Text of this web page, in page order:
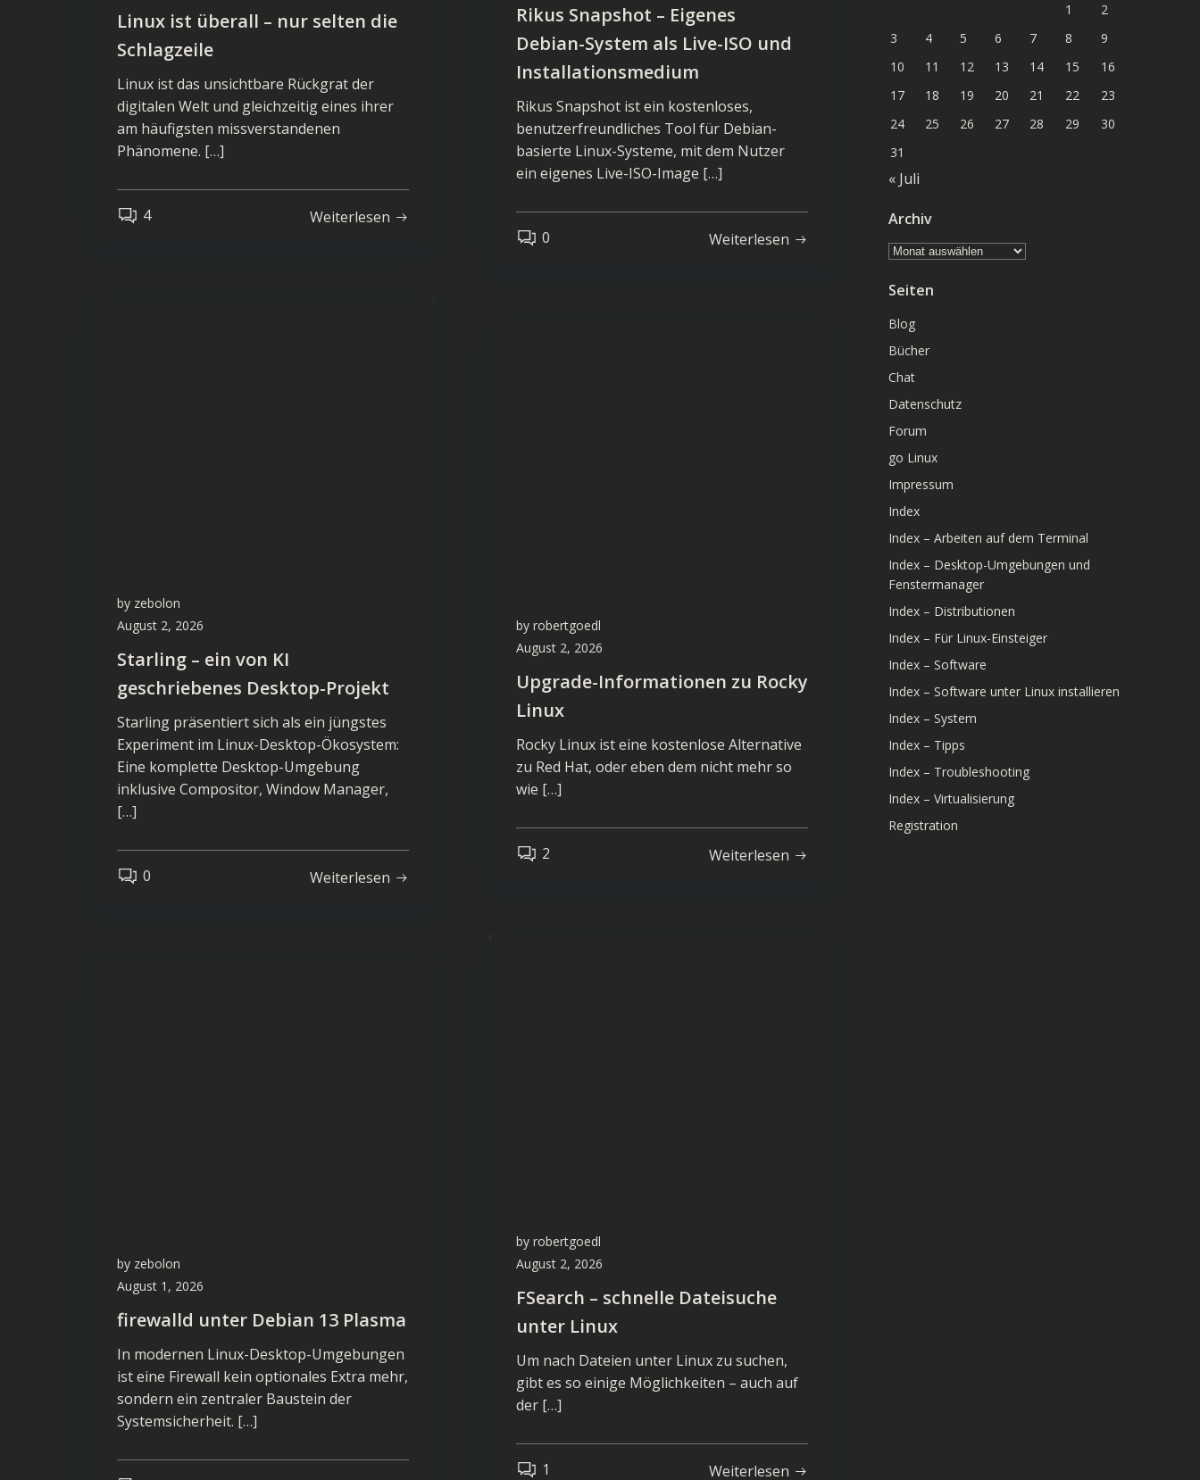
Rikus Snapshot – Eigenes
Debian-System als Live-ISO und
Installationsmedium
Rikus Snapshot ist ein kostenloses,
benutzerfreundliches Tool für Debian-
basierte Linux-Systeme, mit dem Nutzer
ein eigenes Live-ISO-Image […]
0 Weiterlesen
Linux ist überall – nur selten die
Schlagzeile
Linux ist das unsichtbare Rückgrat der
digitalen Welt und gleichzeitig eines ihrer
am häufigsten missverstandenen
Phänomene. […]
4 Weiterlesen
by zebolon
August 2, 2026
Starling – ein von KI
geschriebenes Desktop-Projekt
Starling präsentiert sich als ein jüngstes
Experiment im Linux-Desktop-Ökosystem:
Eine komplette Desktop-Umgebung
inklusive Compositor, Window Manager,
[…]
0 Weiterlesen
by robertgoedl
August 2, 2026
Upgrade-Informationen zu Rocky
Linux
Rocky Linux ist eine kostenlose Alternative
zu Red Hat, oder eben dem nicht mehr so
wie […]
2 Weiterlesen
by robertgoedl
August 2, 2026
FSearch – schnelle Dateisuche
unter Linux
Um nach Dateien unter Linux zu suchen,
gibt es so einige Möglichkeiten – auch auf
der […]
1 Weiterlesen
by zebolon
August 1, 2026
firewalld unter Debian 13 Plasma
In modernen Linux-Desktop-Umgebungen
ist eine Firewall kein optionales Extra mehr,
sondern ein zentraler Baustein der
Systemsicherheit. […]
1
2
3
4 5 6 7 8
9
10
11 12 13 14 15
16
17
18 19 20 21 22
23
24
25 26 27 28 29
30
31
« Juli
Archiv
Archiv
Seiten
Blog
Bücher
Chat
Datenschutz
Forum
go Linux
Impressum
Index
Index – Arbeiten auf dem Terminal
Index – Desktop-Umgebungen und
Fenstermanager
Index – Distributionen
Index – Für Linux-Einsteiger
Index – Software
Index – Software unter Linux installieren
Index – System
Index – Tipps
Index – Troubleshooting
Index – Virtualisierung
Registration